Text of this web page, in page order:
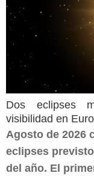
Dos eclipses
visibilidad en
Agosto de 2026
eclipses
del año. El